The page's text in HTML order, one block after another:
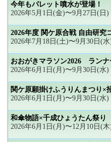
今年もパレット噴水が登場！
2026年5月1日(金)〜9月27日(日)
2026年度 関ケ原合戦 自由研究
2026年7月18日(土)〜9月30日(水
おおがきマラソン2026 ランナ
2026年6月1日(月)〜9月30日(
関ケ原願掛けふうりんまつり×
2026年6月1日(月)〜9月30日(水)
和傘物語×千成ひょうたん祭り
2026年6月1日(月)〜12月10日(